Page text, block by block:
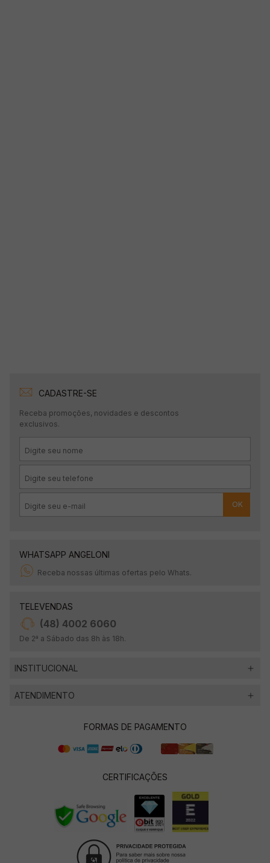
CADASTRE-SE
Receba promoções, novidades e descontos
exclusivos.
OK
WHATSAPP ANGELONI
Receba nossas últimas ofertas pelo Whats.
TELEVENDAS
(48) 4002 6060
De 2ª a Sábado das 8h às 18h.
INSTITUCIONAL
ATENDIMENTO
FORMAS DE PAGAMENTO
CERTIFICAÇÕES